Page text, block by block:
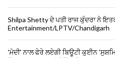
Shilpa Shetty ਦੇ ਪਤੀ ਰਾਜ ਕੁੰਦਰਾ ਨੇ
Entertainment/LPTV/Chandigarh
'ਮੋਦੀ' ਨਾਲ ਫੇਰੇ ਲਏਗੀ ਬਿਊਟੀ ਕੁਈਨ